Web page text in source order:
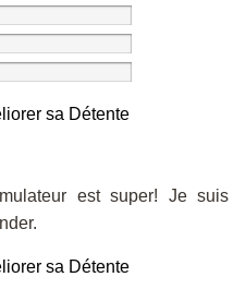
est super! Je suis